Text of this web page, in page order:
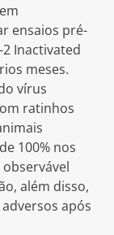
ensaios pré-
2 Inactivated
meses.
vírus
ratinhos
100% nos
além disso,
após